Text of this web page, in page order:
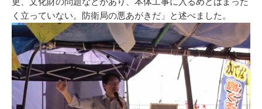
く立っていない。防衛局の悪あがきだ」と述べました。